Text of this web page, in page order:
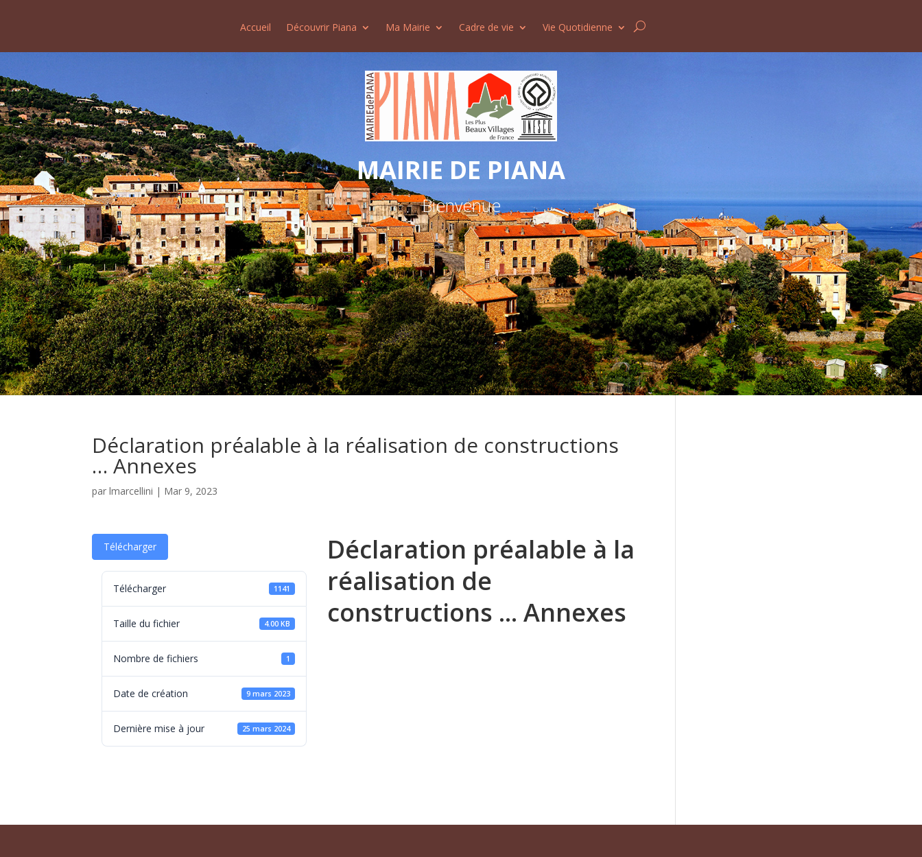
Accueil Découvrir Piana Ma Mairie Cadre de vie Vie Quotidienne
MAIRIE DE PIANA
Bienvenue
Déclaration préalable à la réalisation de constructions
… Annexes
parlmarcellini | Mar 9, 2023
Télécharger
Télécharger 1141
Taille du fichier 4.00 KB
Nombre de fichiers 1
Date de création 9 mars 2023
Dernière mise à jour 25 mars 2024
Déclaration préalable à la
réalisation de
constructions ... Annexes